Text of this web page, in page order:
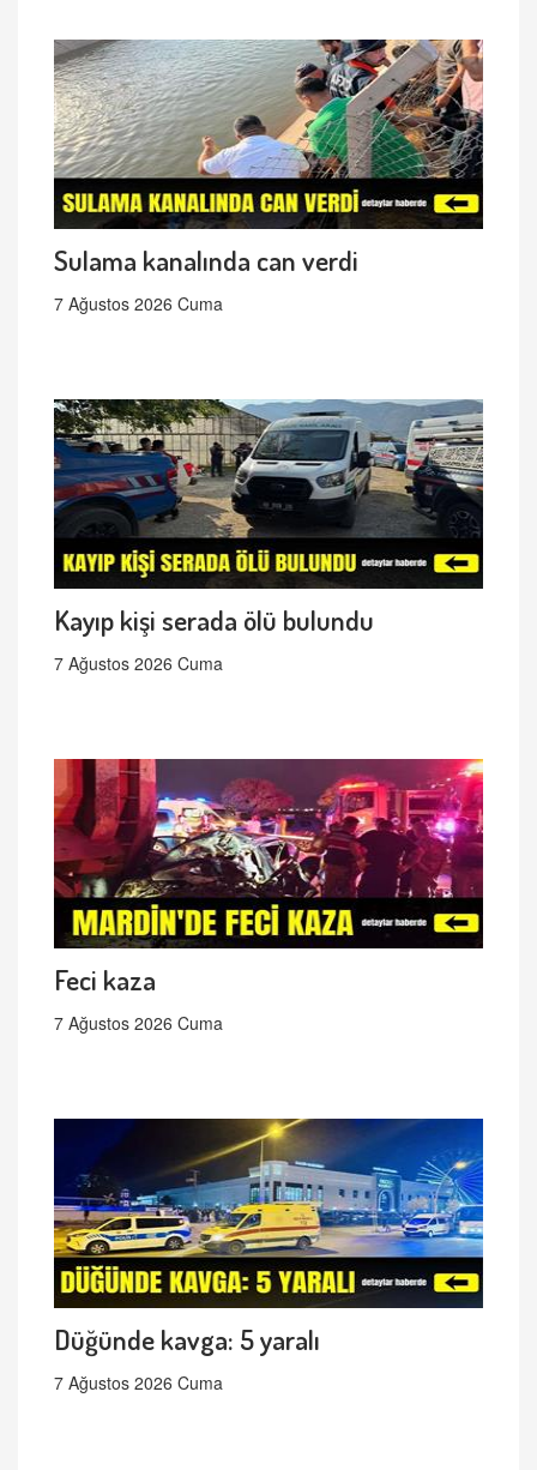
Sulama kanalında can verdi
7 Ağustos 2026 Cuma
Kayıp kişi serada ölü bulundu
7 Ağustos 2026 Cuma
Feci kaza
7 Ağustos 2026 Cuma
Düğünde kavga: 5 yaralı
7 Ağustos 2026 Cuma